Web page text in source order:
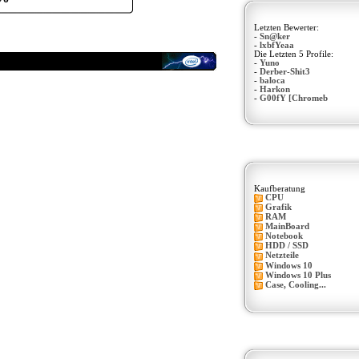
Letzten Bewerter:
- Sn@ker
- lxbfYeaa
Die Letzten 5 Profile:
- Yuno
- Derber-Shit3
- baloca
- Harkon
- G00fY [Chromeb
Kaufberatung
CPU
Grafik
RAM
MainBoard
Notebook
HDD / SSD
Netzteile
Windows 10
Windows 10 Plus
Case, Cooling...